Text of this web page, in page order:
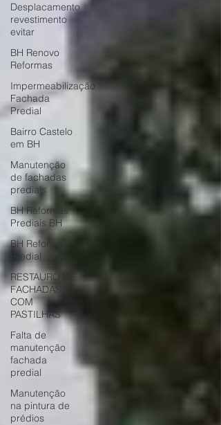
Desplacamento
revestimento
evitar
BH Renovo
Reformas
Impermeabilização
Fachada
Predial
Bairro Castelo
em BH
Manutenção
de fachadas
prediais
BH Reformas
Prediais BH
BH Reforma
Predial
RESTAURO DE
FACHADAS
COM
PASTILHAS
Falta de
manutenção
fachada
predial
Manutenção
na pintura de
prédios